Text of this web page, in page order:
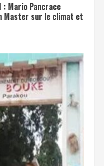
: Mario Pancrace
Master sur le climat et